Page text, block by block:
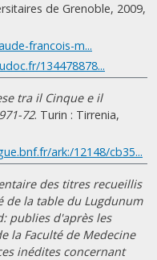
de Grenoble, 2009,
francois-m...
134478878...
tra il Cinque e il
72. Turin : Tirrenia,
ark:/12148/cb35...
des titres recueillis
de la table du Lugdunum
publies d'après les
la Faculté de Medecine
inédites concernant